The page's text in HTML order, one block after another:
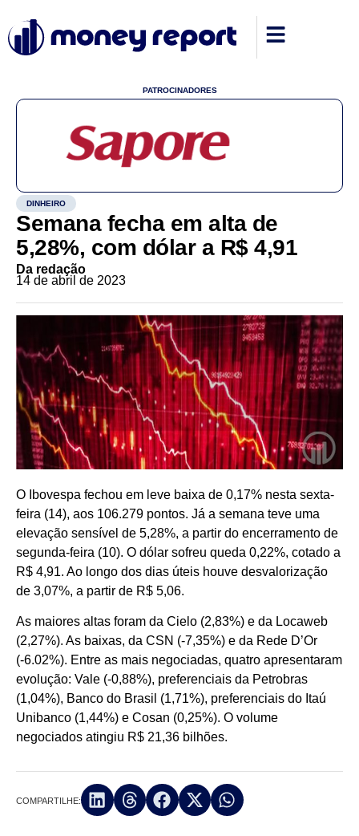
PATROCINADORES
DINHEIRO
Semana fecha em alta de
5,28%, com dólar a R$ 4,91
Da redação
14 de abril de 2023
O Ibovespa fechou em leve baixa de 0,17% nesta sexta-
feira (14), aos 106.279 pontos. Já a semana teve uma
elevação sensível de 5,28%, a partir do encerramento de
segunda-feira (10). O dólar sofreu queda 0,22%, cotado a
R$ 4,91. Ao longo dos dias úteis houve desvalorização
de 3,07%, a partir de R$ 5,06.
As maiores altas foram da Cielo (2,83%) e da Locaweb
(2,27%). As baixas, da CSN (-7,35%) e da Rede D’Or
(-6.02%). Entre as mais negociadas, quatro apresentaram
evolução: Vale (-0,88%), preferenciais da Petrobras
(1,04%), Banco do Brasil (1,71%), preferenciais do Itaú
Unibanco (1,44%) e Cosan (0,25%). O volume
negociados atingiu R$ 21,36 bilhões.
COMPARTILHE: